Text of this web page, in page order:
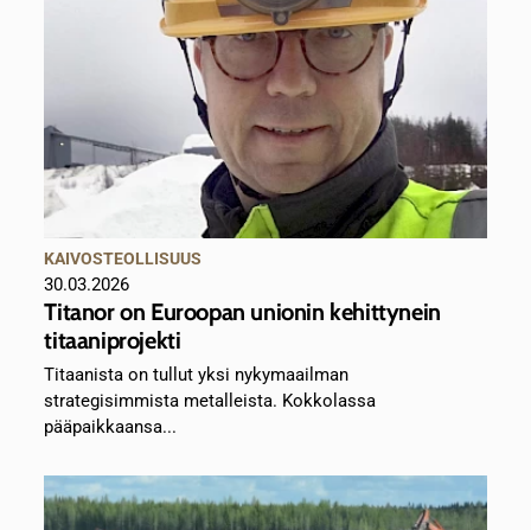
KAIVOSTEOLLISUUS
30.03.2026
Titanor on Euroopan unionin kehittynein
titaaniprojekti
Titaanista on tullut yksi nykymaailman
strategisimmista metalleista. Kokkolassa
pääpaikkaansa...